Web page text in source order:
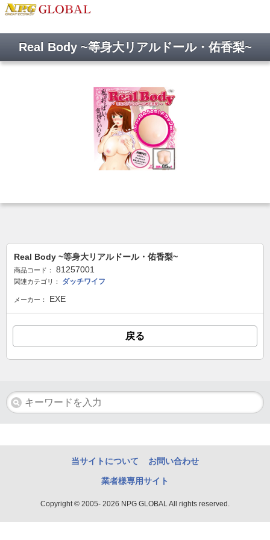
Real Body ~等身大リアルドール・佑香梨~
Real Body ~等身大リアルドール・佑香梨~
商品コード： 81257001
関連カテゴリ： ダッチワイフ
メーカー： EXE
戻る
当サイトについて お問い合わせ
業者様専用サイト
Copyright © 2005- 2026 NPG GLOBAL All rights reserved.